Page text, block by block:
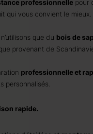
professionnelle pour
qui vous convient le mieux.
que du bois de
provenant de
professionnelle et
personnalisés.
rapide.